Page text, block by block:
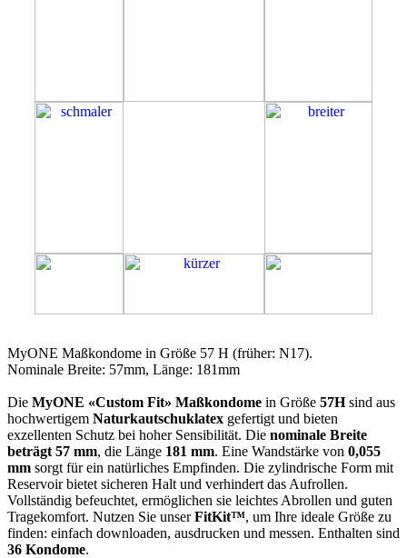
MyONE Maßkondome in Größe 57 H (früher: N17).
Nominale Breite: 57mm, Länge: 181mm
Die MyONE «Custom Fit» Maßkondome in Größe 57Hsind aus
hochwertigem Naturkautschuklatex gefertigt und bieten
exzellenten Schutz bei hoher Sensibilität. Die nominale Breite
beträgt 57 mm, die Länge 181 mm. Eine Wandstärke von 0,055
mm sorgt für ein natürliches Empfinden. Die zylindrische Form mit
Reservoir bietet sicheren Halt und verhindert das Aufrollen.
Vollständig befeuchtet, ermöglichen sie leichtes Abrollen und guten
Tragekomfort. Nutzen Sie unserFitKit™, um Ihre ideale Größe zu
finden: einfach downloaden, ausdrucken und messen. Enthalten sind
36 Kondome.